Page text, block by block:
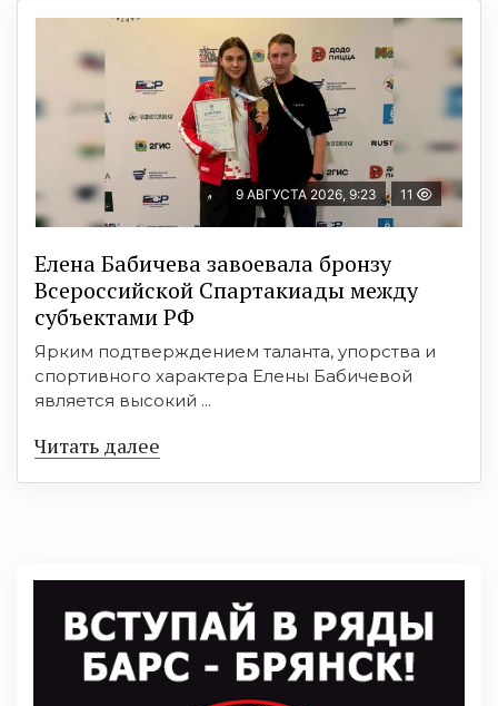
9 АВГУСТА 2026, 9:23 11
Елена Бабичева завоевала бронзу
Всероссийской Спартакиады между
субъектами РФ
Ярким подтверждением таланта, упорства и
спортивного характера Елены Бабичевой
является высокий ...
Читать далее